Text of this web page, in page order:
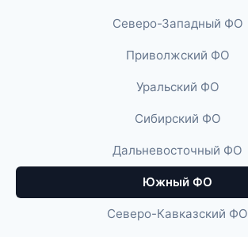
Северо-Западный ФО
Приволжский ФО
Уральский ФО
Сибирский ФО
Дальневосточный ФО
Южный ФО
Северо-Кавказский ФО